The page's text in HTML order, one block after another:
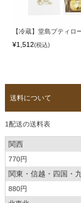
【冷蔵】堂島プティロ
¥1,512 税込
送料について
1配送の送料表
関西
770円
関東・信越・四国・
880円